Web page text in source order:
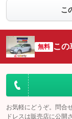
こ
無料 この
お気軽にどうぞ。問合
ドレスは販売店に公開